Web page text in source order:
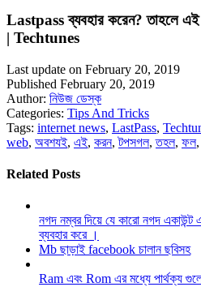
Lastpass ব্যবহার করেন? তাহলে
| Techtunes
Last update on February 20, 2019
Published February 20, 2019
Author: নিউজ ডেস্ক
Categories: Tips And Tricks
Tags: internet news, LastPass,
web, অবশযই, এই, করন,টপসগল,তহল, ফল,
Related Posts
নগদ নম্বর দিয়ে যে কারো নগদ
ব্যবহার করে ।
Mb ছাড়াই facebook চালান ছবিসহ
Ram এবং Rom এর মধ্যে পার্থক্য